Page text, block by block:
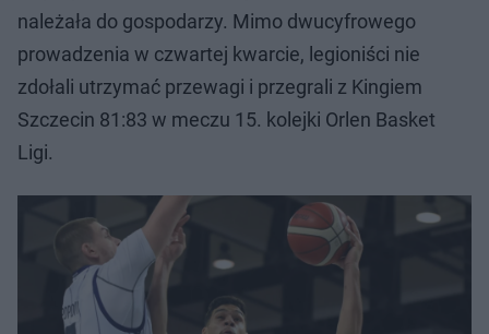
należała do gospodarzy. Mimo dwucyfrowego
prowadzenia w czwartej kwarcie, legioniści nie
zdołali utrzymać przewagi i przegrali z Kingiem
Szczecin 81:83 w meczu 15. kolejki Orlen Basket
Ligi.